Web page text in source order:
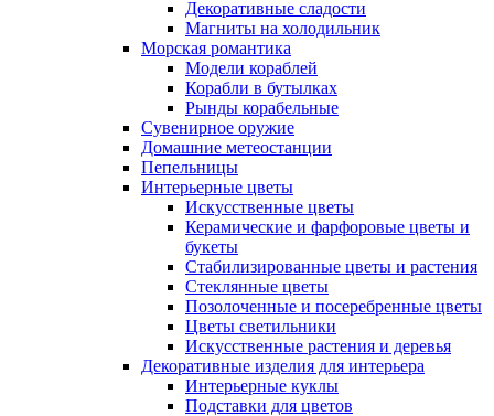
Декоративные сладости
Магниты на холодильник
Морская романтика
Модели кораблей
Корабли в бутылках
Рынды корабельные
Сувенирное оружие
Домашние метеостанции
Пепельницы
Интерьерные цветы
Искусственные цветы
Керамические и фарфоровые цветы и
букеты
Стабилизированные цветы и растения
Стеклянные цветы
Позолоченные и посеребренные цветы
Цветы светильники
Искусственные растения и деревья
Декоративные изделия для интерьера
Интерьерные куклы
Подставки для цветов